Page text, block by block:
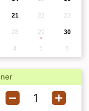
21 22 23
28 29 30
4 5 6